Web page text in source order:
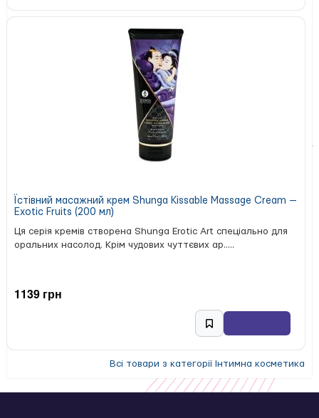
Їстівний масажний крем Shunga Kissable Massage Cream —
Exotic Fruits (200 мл)
Ця серія кремів створена Shunga Erotic Art спеціально для
оральних насолод. Крім чудових чуттєвих ар.....
1139 грн
Всі товари з категорії Інтимна косметика